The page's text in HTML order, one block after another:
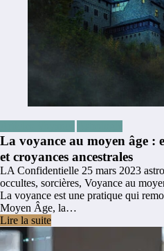
La voyance au moyen âge :
et croyances ancestrales
LA Confidentielle 25 mars 2023
occultes, sorcières, Voyance au
La voyance est une pratique qui
Moyen Âge, la…
Lire la suite